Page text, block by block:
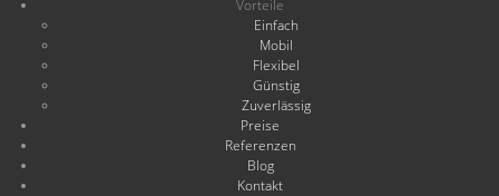
Vorteile
Einfach
Mobil
Flexibel
Günstig
Zuverlässig
Preise
Referenzen
Blog
Kontakt